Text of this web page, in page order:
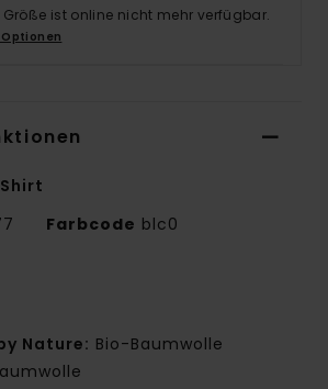
ist online nicht mehr verfügbar.
Farbcode blc0
Nature: Bio-Baumwolle